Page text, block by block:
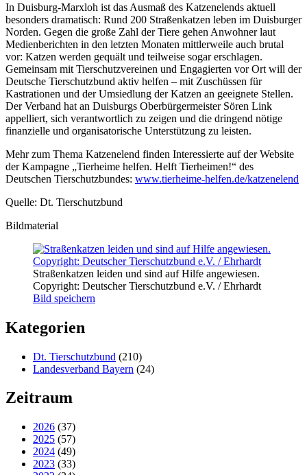
In Duisburg-Marxloh ist das Ausmaß des Katzenelends aktuell
besonders dramatisch: Rund 200 Straßenkatzen leben im Duisburger
Norden. Gegen die große Zahl der Tiere gehen Anwohner laut
Medienberichten in den letzten Monaten mittlerweile auch brutal
vor: Katzen werden gequält und teilweise sogar erschlagen.
Gemeinsam mit Tierschutzvereinen und Engagierten vor Ort will der
Deutsche Tierschutzbund aktiv helfen – mit Zuschüssen für
Kastrationen und der Umsiedlung der Katzen an geeignete Stellen.
Der Verband hat an Duisburgs Oberbürgermeister Sören Link
appelliert, sich verantwortlich zu zeigen und die dringend nötige
finanzielle und organisatorische Unterstützung zu leisten.
Mehr zum Thema Katzenelend finden Interessierte auf der Website
der Kampagne „Tierheime helfen. Helft Tierheimen!“ des
Deutschen Tierschutzbundes: www.tierheime-helfen.de/katzenelend
Quelle: Dt. Tierschutzbund
Bildmaterial
Straßenkatzen leiden und sind auf Hilfe angewiesen.
Copyright: Deutscher Tierschutzbund e.V. / Ehrhardt
Bild speichern
Kategorien
Dt. Tierschutzbund (210)
Landesverband Bayern (24)
Zeitraum
2026 (37)
2025 (57)
2024 (49)
2023 (33)